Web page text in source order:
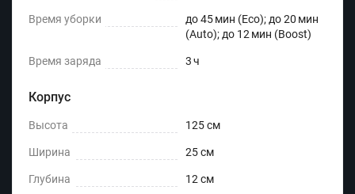
Время уборки
до 45 мин (Eco); до 20 мин
(Auto); до 12 мин (Boost)
Время заряда 3 ч
Корпус
Высота 125 см
Ширина 25 см
Глубина 12 см